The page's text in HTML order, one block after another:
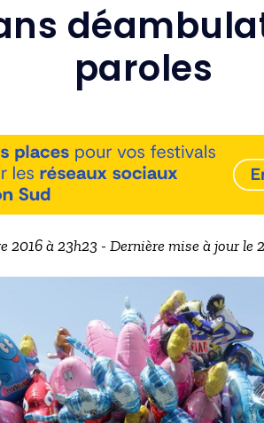
paroles
2016 à 23h23 - Dernière mise à jour le